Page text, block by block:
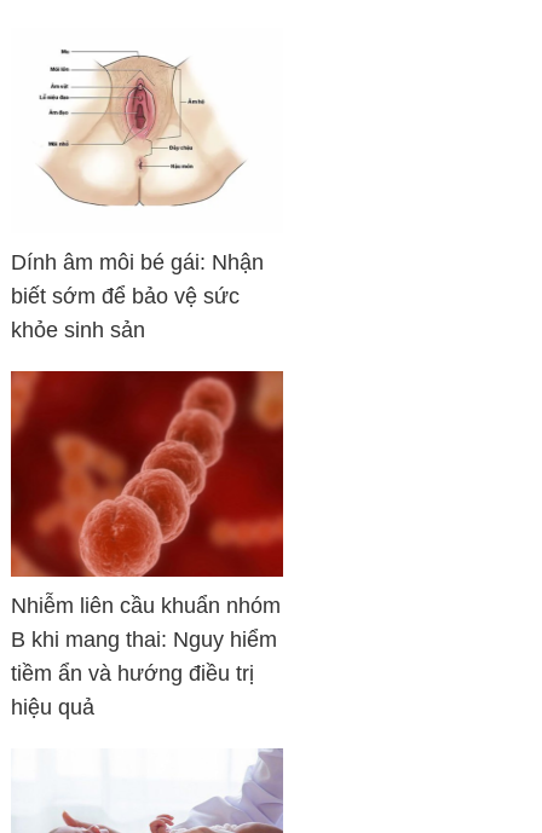
Dính âm môi bé gái: Nhận
biết sớm để bảo vệ sức
khỏe sinh sản
Nhiễm liên cầu khuẩn nhóm
B khi mang thai: Nguy hiểm
tiềm ẩn và hướng điều trị
hiệu quả